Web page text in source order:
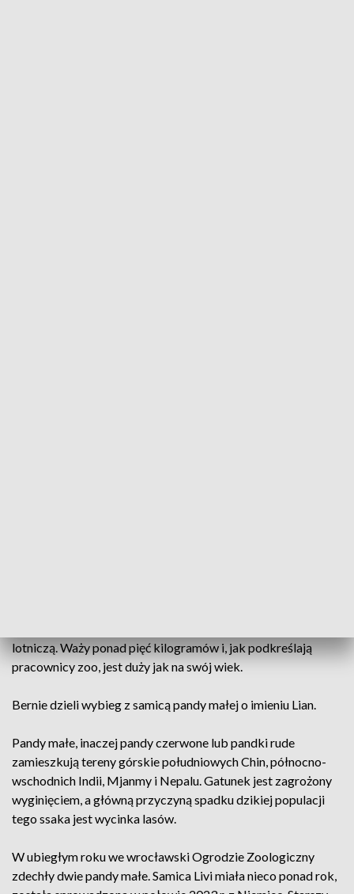
lotniczą. Waży ponad pięć kilogramów i, jak podkreślają
pracownicy zoo, jest duży jak na swój wiek.
Bernie dzieli wybieg z samicą pandy małej o imieniu Lian.
Pandy małe, inaczej pandy czerwone lub pandki rude
zamieszkują tereny górskie południowych Chin, północno-
wschodnich Indii, Mjanmy i Nepalu. Gatunek jest zagrożony
wyginięciem, a główną przyczyną spadku dzikiej populacji
tego ssaka jest wycinka lasów.
W ubiegłym roku we wrocławski Ogrodzie Zoologiczny
zdechły dwie pandy małe. Samica Livi miała nieco ponad rok,